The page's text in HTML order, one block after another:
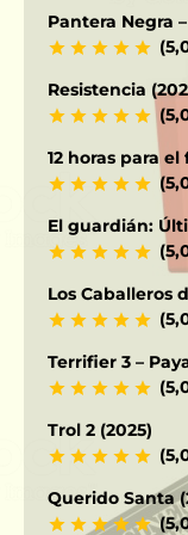
Pantera Negra
Resistencia
12 horas para
El guardián:
Los Caballeros
Terrifier 3 –
Trol 2 (2025)
Querido Santa